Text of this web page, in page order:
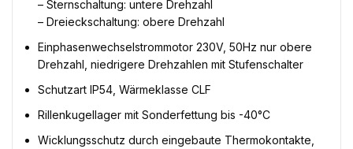
– Sternschaltung: untere Drehzahl
– Dreieckschaltung: obere Drehzahl
Einphasenwechselstrommotor 230V, 50Hz nur obere
Drehzahl, niedrigere Drehzahlen mit Stufenschalter
Schutzart IP54, Wärmeklasse CLF
Rillenkugellager mit Sonderfettung bis -40°C
Wicklungsschutz durch eingebaute Thermokontakte,